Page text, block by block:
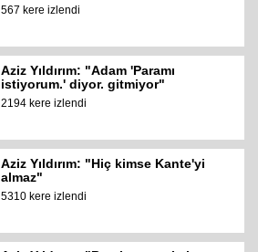
567 kere izlendi
Aziz Yıldırım: "Adam 'Paramı
istiyorum.' diyor. gitmiyor"
2194 kere izlendi
Aziz Yıldırım: "Hiç kimse Kante'yi
almaz"
5310 kere izlendi